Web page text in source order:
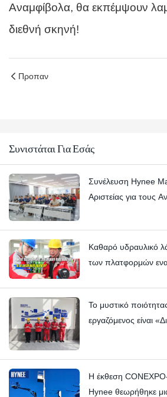
Αναμφίβολα, θα εκπέμψουν
διεθνή σκηνή!
Προπαν
Συνιστάται Για Εσάς
Συνέλευση Hynee
Αριστείας για τους
Καθαρό υδραυλικό
των πλατφορμών
Το μυστικό
εργαζόμενος είναι
Η έκθεση
Hynee θεωρήθηκε